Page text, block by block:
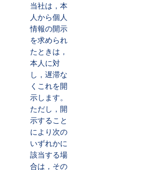
当社は，本
人から個人
情報の開示
を求められ
たときは，
本人に対
し，遅滞な
くこれを開
示します。
ただし，開
示すること
により次の
いずれかに
該当する場
合は，その